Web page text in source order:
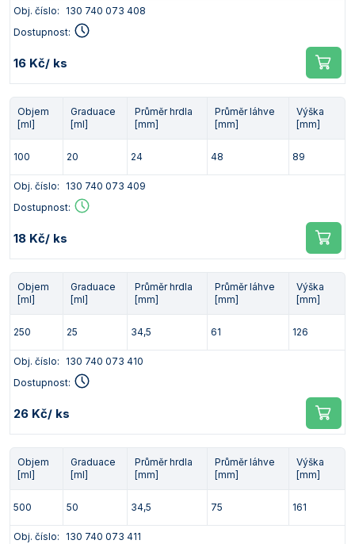
Obj. číslo:
130 740 073 408
Dostupnost:
16 Kč/ ks
Objem
[ml]
Graduace
[ml]
Průměr hrdla
[mm]
Průměr láhve
[mm]
Výška
[mm]
100 20 24 48 89
Obj. číslo:
130 740 073 409
Dostupnost:
18 Kč/ ks
Objem
[ml]
Graduace
[ml]
Průměr hrdla
[mm]
Průměr láhve
[mm]
Výška
[mm]
250 25 34,5 61 126
Obj. číslo:
130 740 073 410
Dostupnost:
26 Kč/ ks
Objem
[ml]
Graduace
[ml]
Průměr hrdla
[mm]
Průměr láhve
[mm]
Výška
[mm]
500 50 34,5 75 161
Obj. číslo:
130 740 073 411
Vlastnosti skla a porcelánu
Zátky a uzávěry
Teploměry, vlhkoměry a další přístroje pro
měření prostředí (klimatu)
Titrátory
Váhy
Vlhkostní analyzátory - váhy sušicí
Viskozimetry